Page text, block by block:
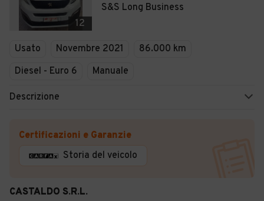
12
S&S Long Business
Usato Novembre 2021
86.000 km
Diesel - Euro 6
Manuale
Descrizione
Certificazioni e Garanzie
Storia del veicolo
CASTALDO S.R.L.